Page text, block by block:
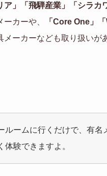
ア」「飛騨産業」「シラカ
カーや、
「Core One」
メーカーなども取り扱いが
ルームに行くだけで、有名
体験できますよ。